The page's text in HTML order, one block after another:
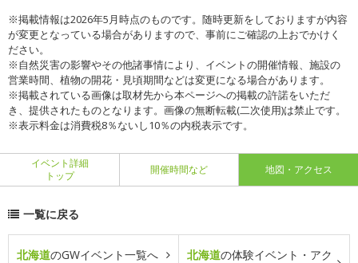
※掲載情報は2026年5月時点のものです。随時更新をしておりますが内容
が変更となっている場合がありますので、事前にご確認の上おでかけく
ださい。
※自然災害の影響やその他諸事情により、イベントの開催情報、施設の
営業時間、植物の開花・見頃期間などは変更になる場合があります。
※掲載されている画像は取材先から本ページへの掲載の許諾をいただ
き、提供されたものとなります。画像の無断転載(二次使用)は禁止です。
※表示料金は消費税8％ないし10％の内税表示です。
イベント詳細
トップ
開催時間など 地図・アクセス
一覧に戻る
北海道のGWイベント一覧へ 北海道の体験イベント・アク